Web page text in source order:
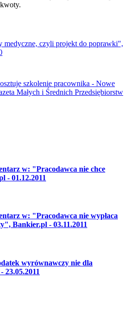
medyczne, czyli projekt do poprawki",
szkolenie pracownika - Nowe
Małych i Średnich Przedsiębiorstw
w: "Pracodawca nie chce
- 01.12.2011
w: "Pracodawca nie wypłaca
Bankier.pl - 03.11.2011
wyrównawczy nie dla
23.05.2011